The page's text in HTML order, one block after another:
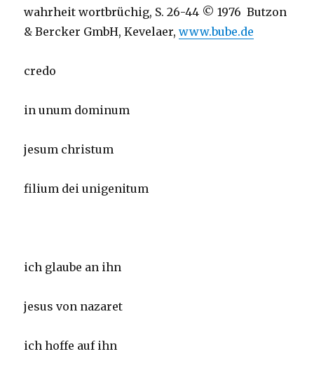
wahrheit wortbrüchig, S. 26-44 © 1976 Butzon
& Bercker GmbH, Kevelaer,www.bube.de
credo
in unum dominum
jesum christum
filium dei unigenitum
ich glaube an ihn
jesus von nazaret
ich hoffe auf ihn